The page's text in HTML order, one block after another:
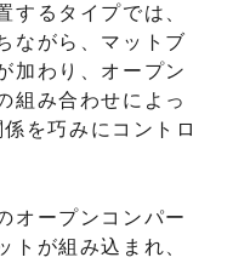
するタイプでは、
ながら、マットブ
加わり、オープン
組み合わせによっ
係を巧みにコントロ
オープンコンパー
トが組み込まれ、